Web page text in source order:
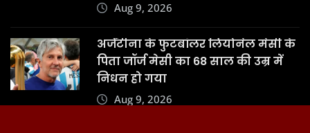
Aug 9, 2026
अर्जेंटीना के फुटबॉलर लियोनेल मेसी के
पिता जॉर्ज मेसी का 68 साल की उम्र में
निधन हो गया
Aug 9, 2026